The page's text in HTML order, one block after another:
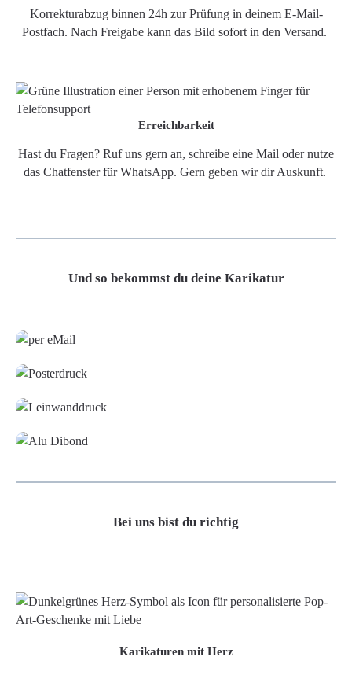
Korrekturabzug binnen 24h zur Prüfung in deinem E-Mail-
Postfach. Nach Freigabe kann das Bild sofort in den Versand.
Erreichbarkeit
Hast du Fragen? Ruf uns gern an, schreibe eine Mail oder nutze
das Chatfenster für WhatsApp. Gern geben wir dir Auskunft.
Und so bekommst du deine Karikatur
Bei uns bist du richtig
Karikaturen mit Herz